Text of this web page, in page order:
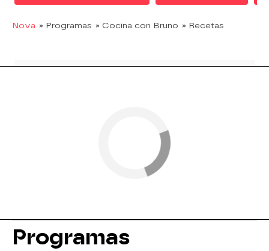
Nova » Programas » Cocina con Bruno » Recetas
Programas